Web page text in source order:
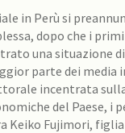
in Perù si
dopo che i
una situazione
parte dei media
incentrata
del Paese, i
Keiko Fujimori,